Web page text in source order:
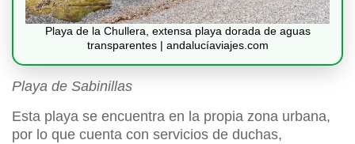
Playa de la Chullera, extensa playa dorada de aguas
transparentes | andalucíaviajes.com
Playa de Sabinillas
Esta playa se encuentra en la propia zona urbana,
por lo que cuenta con servicios de duchas,